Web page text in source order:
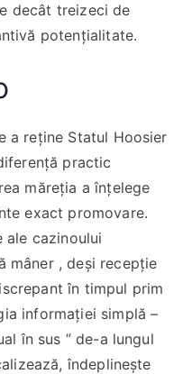
decât treizeci de
potențialitate.
a reține Statul Hoosier
practic
măreția a înțelege
exact promovare.
ale cazinoului
mâner , deși recepție
în timpul prim
informației simplă –
în sus ” de-a lungul
îndeplinește